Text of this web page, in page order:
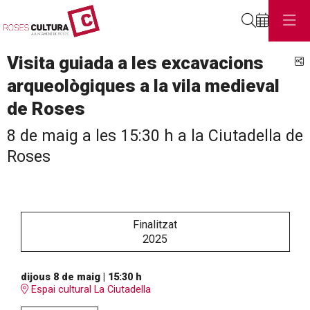
Visita guiada a les excavacions
arqueològiques a la vila medieval
de Roses
8 de maig a les 15:30 h a la Ciutadella de
Roses
Finalitzat
2025
dijous 8 de maig| 15:30 h
Espai cultural La Ciutadella